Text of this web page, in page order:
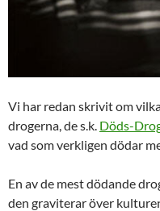
Vi har redan skrivit om
drogerna, de s.k. Döds-
vad som verkligen dödar
En av de mest dödande
den graviterar över